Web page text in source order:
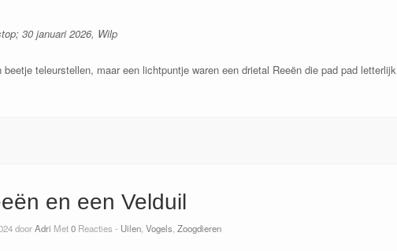
30 januari 2026, Wilp
teleurstellen, maar een lichtpuntje waren een drietal Reeën die pad pad letterlijk
en een Velduil
doorAdri Met0Reacties - Uilen, Vogels Zoogdieren